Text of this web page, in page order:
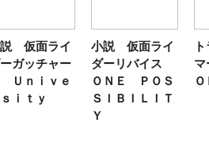
仮面ライ
ガッチャー
Ｕｎｉｖｅ
ｉｔｙ
小説 仮面ライ
ダーリバイス
ＯＮＥ ＰＯＳ
ＳＩＢＩＬＩＴ
Ｙ